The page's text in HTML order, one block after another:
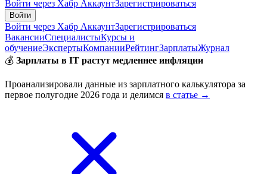
Войти через Хабр АккаунтЗарегистрироваться
Войти
Войти через Хабр АккаунтЗарегистрироваться
ВакансииСпециалистыКурсы и
обучениеЭкспертыКомпанииРейтингЗарплатыЖурнал
💰 Зарплаты в IT растут медленнее инфляции
Проанализировали данные из зарплатного калькулятора за
первое полугодие 2026 года и делимся в статье →